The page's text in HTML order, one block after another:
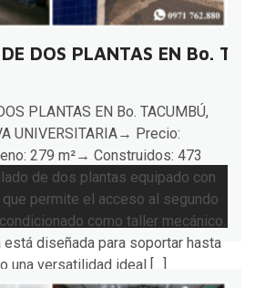
DOS PLANTAS EN Bo.
PLANTAS EN Bo. TACUMBÚ,
UNIVERSITARIA→ Precio:
279 m²→ Construidos: 473
de dos plantas equipado con
que permite el acceso al segundo
como taller mecánico.
diseñada para soportar hasta
una versatilidad ideal […]